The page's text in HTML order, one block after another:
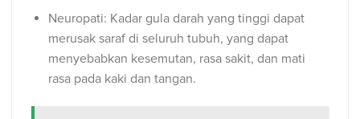
Neuropati: Kadar gula darah yang tinggi dapat
merusak saraf di seluruh tubuh, yang dapat
menyebabkan kesemutan, rasa sakit, dan mati
rasa pada kaki dan tangan.